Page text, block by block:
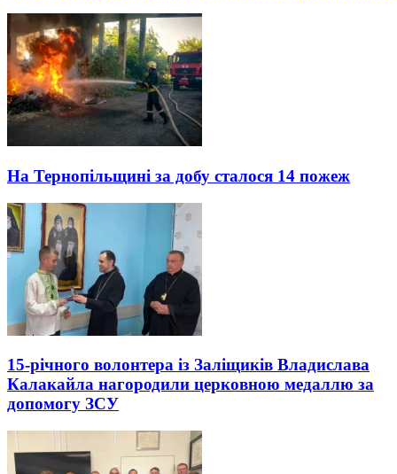
На Тернопільщині за добу сталося 14 пожеж
15-річного волонтера із Заліщиків Владислава
Калакайла нагородили церковною медаллю за
допомогу ЗСУ